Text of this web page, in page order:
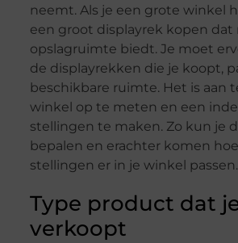
neemt. Als je een grote winkel
een groot displayrek kopen dat
opslagruimte biedt. Je moet
de displayrekken die je koopt,
beschikbare ruimte. Het is aan
winkel op te meten en een
stellingen te maken. Zo kun je
bepalen en erachter komen
stellingen er in je winkel passen.
Type product dat
verkoopt